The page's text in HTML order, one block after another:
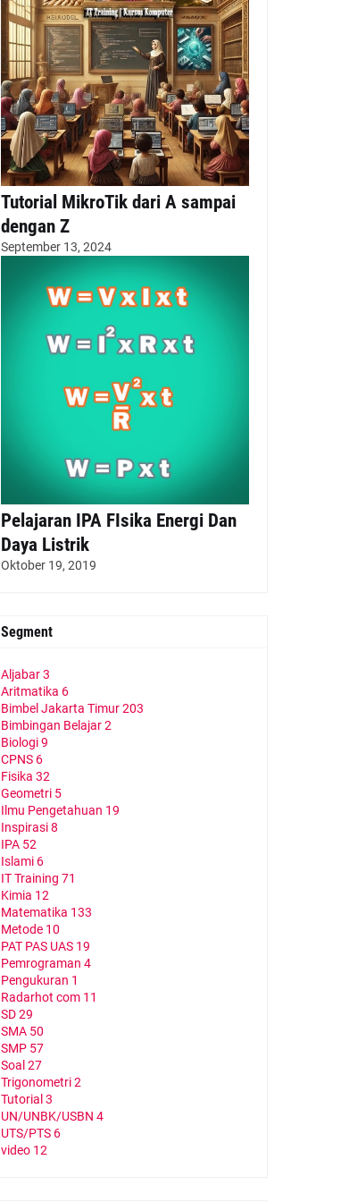
Tutorial MikroTik dari A sampai
dengan Z
September 13, 2024
Pelajaran IPA FIsika Energi Dan
Daya Listrik
Oktober 19, 2019
Segment
Aljabar3
Aritmatika 6
Bimbel Jakarta Timur203
Bimbingan Belajar2
Biologi9
CPNS 6
Fisika 32
Geometri 5
Ilmu Pengetahuan 19
Inspirasi8
IPA 52
Islami 6
IT Training 71
Kimia 12
Matematika 133
Metode 10
PAT PAS UAS 19
Pemrograman 4
Pengukuran 1
Radarhot com 11
SD29
SMA 50
SMP 57
Soal 27
Trigonometri2
Tutorial 3
UN/UNBK/USBN 4
UTS/PTS 6
video 12